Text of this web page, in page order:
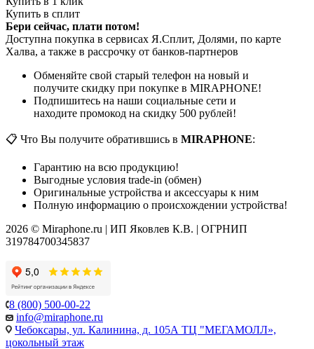
Купить в сплит
Бери сейчас, плати потом!
Доступна покупка в сервисах Я.Сплит, Долями, по карте
Халва, а также в рассрочку от банков-партнеров
Обменяйте свой старый телефон на новый и
получите скидку при покупке в MIRAPHONE!
Подпишитесь на наши социальные сети и
находите промокод на скидку 500 рублей!
📋 Что Вы получите обратившись в MIRAPHONE:
Гарантию на всю продукцию!
Выгодные условия trade-in (обмен)
Оригинальные устройства и аксессуары к ним
Полную информацию о происхождении устройства!
2026 © Miraphone.ru | ИП Яковлев К.В. | ОГРНИП
319784700345837
8 (800) 500-00-22
info@miraphone.ru
Чебоксары, ул. Калинина, д. 105А ТЦ "МЕГАМОЛЛ»,
цокольный этаж